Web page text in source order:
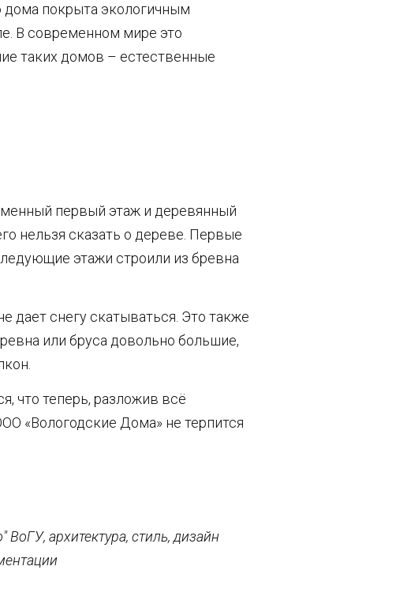
дома покрыта экологичным
В современном мире это
таких домов – естественные
первый этаж и деревянный
нельзя сказать о дереве. Первые
этажи строили из бревна
дает снегу скатываться. Это также
или бруса довольно большие,
что теперь, разложив всё
«Вологодские Дома» не терпится
архитектура, стиль, дизайн